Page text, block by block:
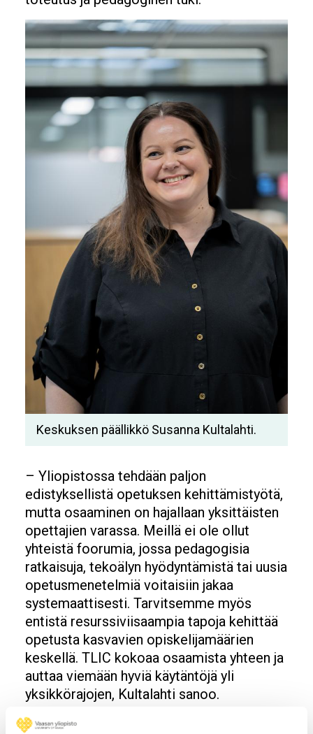
Image
Keskuksen päällikkö Susanna Kultalahti.
– Yliopistossa tehdään paljon
edistyksellistä opetuksen kehittämistyötä,
mutta osaaminen on hajallaan yksittäisten
opettajien varassa. Meillä ei ole ollut
yhteistä foorumia, jossa pedagogisia
ratkaisuja, tekoälyn hyödyntämistä tai uusia
opetusmenetelmiä voitaisiin jakaa
systemaattisesti. Tarvitsemme myös
entistä resurssiviisaampia tapoja kehittää
opetusta kasvavien opiskelijamäärien
keskellä. TLIC kokoaa osaamista yhteen ja
auttaa viemään hyviä käytäntöjä yli
yksikkörajojen, Kultalahti sanoo.
TLIC:n toiminnan ytimessä on